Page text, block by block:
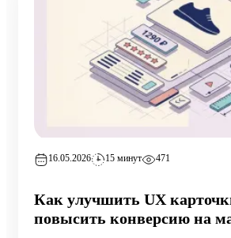
16.05.2026 15 минут 471
Как улучшить UX
повысить конверсию на